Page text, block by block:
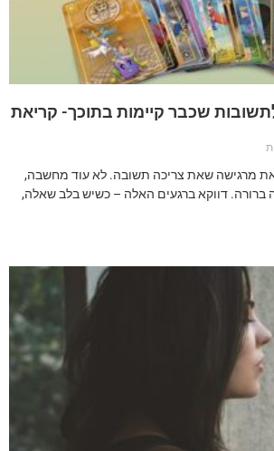
שכבר קיימות בתוכך- קריאת
מרגישה שאת צריכה תשובה. לא עוד מחשבה,
ברורה. דווקא ברגעים האלה – כשיש בלב שאלה,